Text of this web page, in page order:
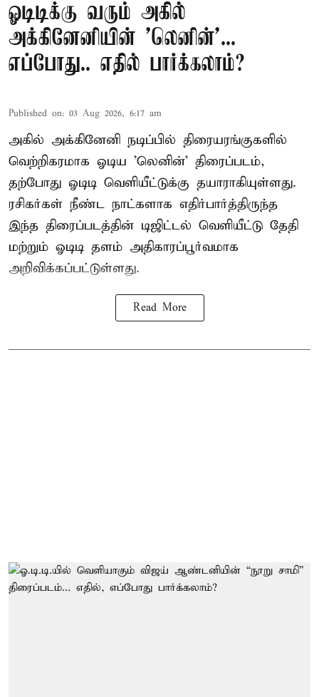
ஓடிடிக்கு வரும் அகில்
அக்கினேனியின் 'லெனின்'...
எப்போது.. எதில் பார்க்கலாம்?
Published on: 03 Aug 2026, 6:17 am
அகில் அக்கினேனி நடிப்பில் திரையரங்குகளில்
வெற்றிகரமாக ஓடிய 'லெனின்' திரைப்படம்,
தற்போது ஓடிடி வெளியீட்டுக்கு தயாராகியுள்ளது.
ரசிகர்கள் நீண்ட நாட்களாக எதிர்பார்த்திருந்த
இந்த திரைப்படத்தின் டிஜிட்டல் வெளியீட்டு தேதி
மற்றும் ஓடிடி தளம் அதிகாரப்பூர்வமாக
அறிவிக்கப்பட்டுள்ளது.
Read More